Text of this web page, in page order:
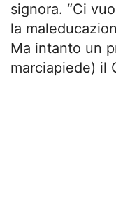
signora. “Ci
la
Ma intanto un
marciapiede) il